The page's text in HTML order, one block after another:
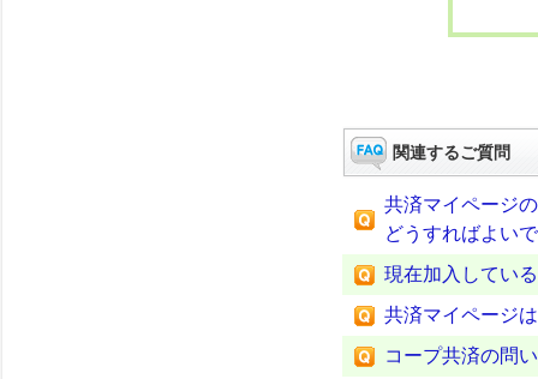
関連するご質問
共済マイページ
どうすればよい
現在加入してい
共済マイページ
コープ共済の問